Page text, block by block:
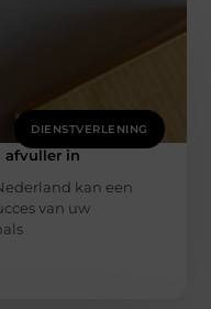
DIENSTVERLENING
afvuller in
kan een
van uw